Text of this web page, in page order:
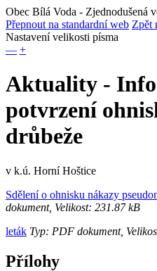
Obec Bílá Voda - Zjednodušená
Přepnout na standardní web Zpět
Nastavení velikosti písma
— +
Aktuality -
potvrzení
drůbeže
v k.ú. Horní Hoštice
Sdělení o ohnisku nákazy
dokument, Velikost: 231.87 kB
leták Typ: PDF dokument,
Přílohy